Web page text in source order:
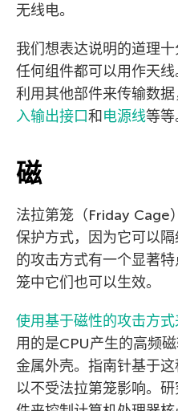
无线电。
我们想表达说明的道理
任何组件都可以用作天
利用其他部件来传输数
入输出接口和电源线等等
磁
法拉第笼（Friday Cage
保护方式，因为它可以
的攻击方式有一个显著
笼中它们也可以生效。
使用基于磁性的攻击方
用的是CPU产生的高频
金属外壳。指南针基于
以不受法拉第笼影响。